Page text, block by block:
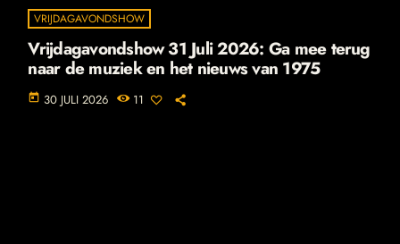
VRIJDAGAVONDSHOW
Vrijdagavondshow 31 Juli 2026: Ga mee terug
naar de muziek en het nieuws van 1975
today 30 JULI 2026 11